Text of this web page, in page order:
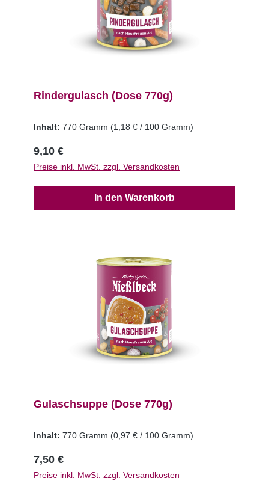
Rindergulasch (Dose 770g)
Inhalt: 770 Gramm (1,18 € / 100 Gramm)
9,10 €
Preise inkl. MwSt. zzgl. Versandkosten
In den Warenkorb
Gulaschsuppe (Dose 770g)
Inhalt: 770 Gramm (0,97 € / 100 Gramm)
7,50 €
Preise inkl. MwSt. zzgl. Versandkosten